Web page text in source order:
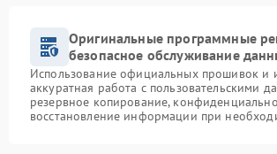
Оригинальные программные
безопасное обслуживание
Использование официальных прошивок и
аккуратная работа с пользовательскими
резервное копирование,
восстановление информации при